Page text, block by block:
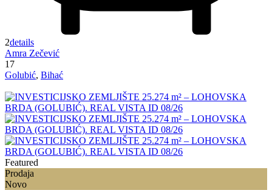
2details
Amra Zečević
17
Golubić, Bihać
Featured
Prodaja
Novo